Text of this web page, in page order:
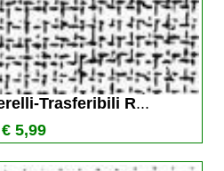
Trasferibili R...
€ 5,99